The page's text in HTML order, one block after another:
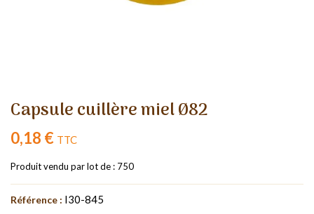
Capsule cuillère miel Ø82
0,18 € TTC
Produit vendu par lot de : 750
Référence : I30-845